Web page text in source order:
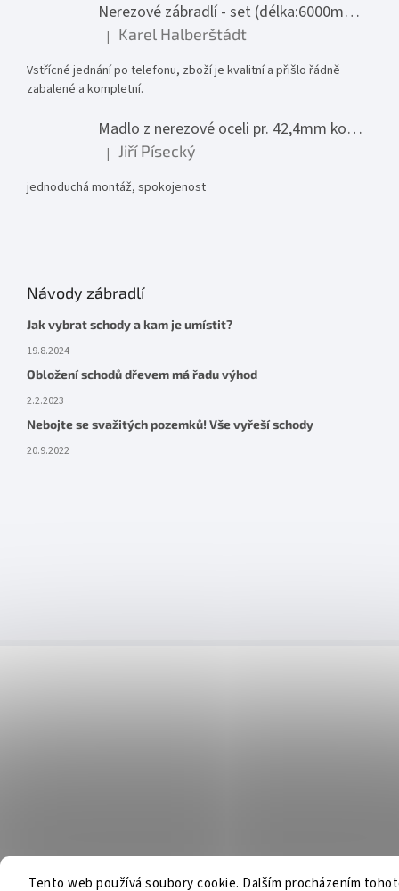
Tento web používá soubory cookie. Dalším procházením
Nerezové zábradlí - set (délka:6000mm x výška:1000mm)
Hodnocení produktu je 5 z 5 hvězdiček.
| Karel Halberštádt
Vstřícné jednání po telefonu, zboží je kvalitní a přišlo řádně
zabalené a kompletní.
Madlo z nerezové oceli pr. 42,4mm komplet - model 0116 - 3000mm
Hodnocení produktu je 5 z 5 hvězdiček.
| Jiří Písecký
jednoduchá montáž, spokojenost
Návody zábradlí
Jak vybrat schody a kam je umístit?
19.8.2024
Obložení schodů dřevem má řadu výhod
2.2.2023
Nebojte se svažitých pozemků! Vše vyřeší schody
20.9.2022